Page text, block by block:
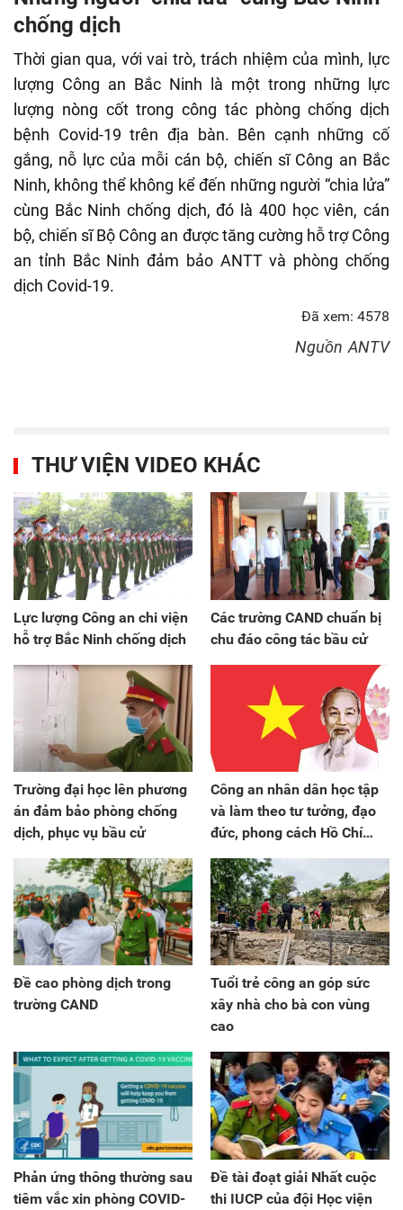
chống dịch
Thời gian qua, với vai trò, trách nhiệm của mình, lực
lượng Công an Bắc Ninh là một trong những lực
lượng nòng cốt trong công tác phòng chống dịch
bệnh Covid-19 trên địa bàn. Bên cạnh những cố
gắng, nỗ lực của mỗi cán bộ, chiến sĩ Công an Bắc
Ninh, không thể không kể đến những người “chia lửa”
cùng Bắc Ninh chống dịch, đó là 400 học viên, cán
bộ, chiến sĩ Bộ Công an được tăng cường hỗ trợ Công
an tỉnh Bắc Ninh đảm bảo ANTT và phòng chống
dịch Covid-19.
Đã xem: 4578
Nguồn ANTV
THƯ VIỆN VIDEO KHÁC
Lực lượng Công an chi viện
hỗ trợ Bắc Ninh chống dịch
Các trường CAND chuẩn bị
chu đáo công tác bầu cử
Trường đại học lên phương
án đảm bảo phòng chống
dịch, phục vụ bầu cử
Công an nhân dân học tập
và làm theo tư tưởng, đạo
đức, phong cách Hồ Chí
Minh
Đề cao phòng dịch trong
trường CAND
Tuổi trẻ công an góp sức
xây nhà cho bà con vùng
cao
Phản ứng thông thường sau
tiêm vắc xin phòng COVID-
Đề tài đoạt giải Nhất cuộc
thi IUCP của đội Học viện